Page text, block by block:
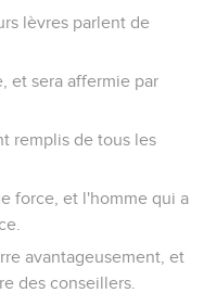
lèvres parlent de
et sera affermie par
remplis de tous les
force, et l'homme qui a
avantageusement, et
des conseillers.